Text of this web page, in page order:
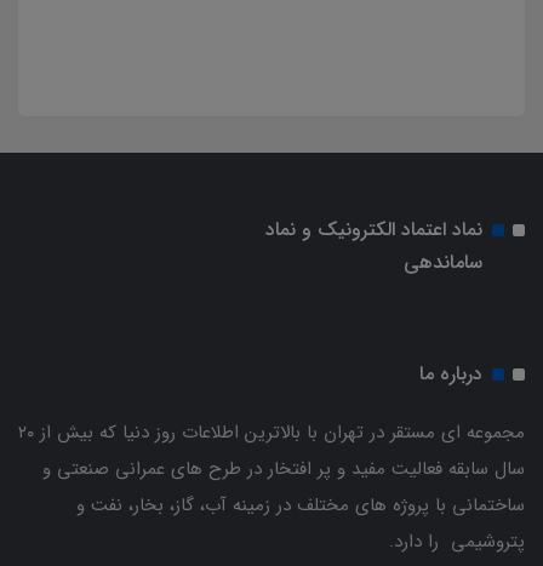
نماد اعتماد الکترونیک و نماد
ساماندهی
درباره ما
مجموعه ای مستقر در تهران با بالاترین اطلاعات روز دنیا که بیش از ۲۰
سال سابقه فعالیت مفید و پر افتخار در طرح های عمرانی صنعتی و
ساختمانی با پروژه های مختلف در زمینه آب، گاز، بخار، نفت و
پتروشیمی را دارد.